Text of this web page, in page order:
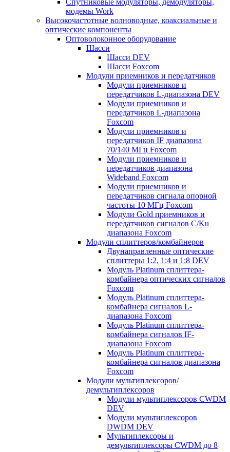
Спутниковые модуляторы, демодуляторы,
модемы Work
Высокочастотные волноводные, коаксиальные и
оптические компоненты
Оптоволоконное оборудование
Шасси
Шасси DEV
Шасси Foxcom
Модули приемников и передатчиков
Модули приемников и
передатчиков L-диапазона DEV
Модули приемников и
передатчиков L-диапазона
Foxcom
Модули приемников и
передатчиков IF диапазона
70/140 МГц Foxcom
Модули приемников и
передатчиков диапазона
Wideband Foxcom
Модули приемников и
передатчиков сигнала опорной
частоты 10 МГц Foxcom
Модули Gold приемников и
передатчиков сигналов C/Ku
диапазона Foxcom
Модули сплиттеров/комбайнеров
Двунаправленные оптические
сплиттеры 1:2, 1:4 и 1:8 DEV
Модуль Platinum cплиттера-
комбайнера оптических сигналов
Foxcom
Модуль Platinum сплиттера-
комбайнера сигналов L-
диапазона Foxcom
Модуль Platinum сплиттера-
комбайнера сигналов IF-
диапазона Foxcom
Модуль Platinum сплиттера-
комбайнера сигналов диапазона
Foxcom
Модули мультиплексоров/
демультиплексоров
Модули мультиплексоров CWDM
DEV
Модули мультиплексоров
DWDM DEV
Мультиплексоры и
демультиплексоры CWDM до 8